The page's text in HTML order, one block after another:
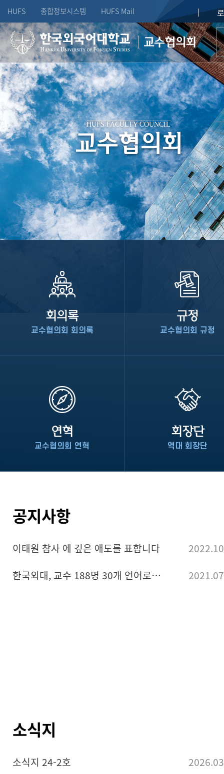
HUFS 종합정보시스템 HUFS Mail
교수협의회
HUFSFACULTY COUNCIL
교수협의회
회의록
교수협의회 회의록
규정
교수협의회 규정
연혁
교수협의회 연혁
회장단
역대 회장단
공지사항
이태원 참사 에 깊은 애도를 표합니다
한국외대, 교수 188명 30개 언어로 미얀마 민주화운동 지지
소식지
소식지 24-2호